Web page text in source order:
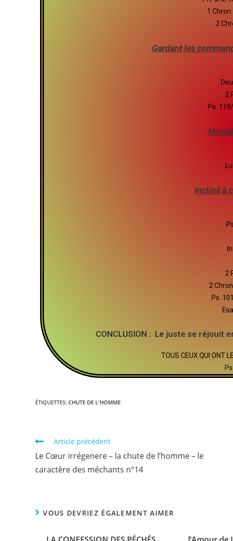
1
2
Gardant les
2
Ps.
Incliné à
2
2
Ps.
CONCLUSION : Le juste se réjouit
TOUS CEUX QUI ONT
ÉTIQUETTES: CHUTE DE L'HOMME
Article précédent
Le Cœur irrégenere – la chute de l’homme – le
caractère des méchants n°14
VOUS DEVRIEZ ÉGALEMENT AIMER